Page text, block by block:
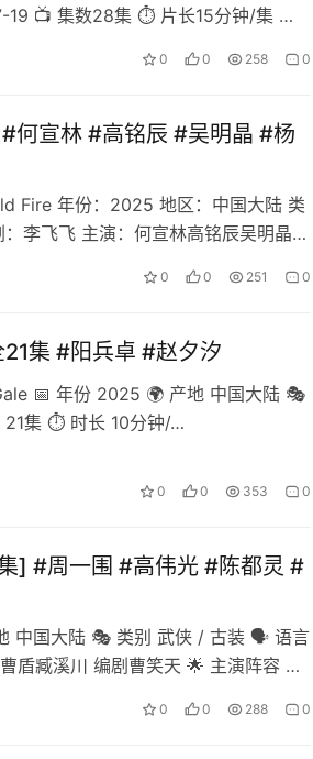
19 📺 集数28集 ⏱️ 片长15分钟/集 …
0 0 258 0
宣林 #高铭辰 #吴明晶 #杨
Fire 年份：2025 地区：中国大陆 类
李飞飞 主演：何宣林高铭辰吴明晶杨
0 0 251 0
集 #阳兵卓 #赵夕汐
📅 年份 2025 🌍 产地 中国大陆 🎭
21集 ⏱ 时长 10分钟/…
0 0 353 0
] #周一围 #高伟光 #陈都灵 #
中国大陆 🎭 类别 武侠 / 古装 🗣️ 语言
盾臧溪川 编剧曹笑天 🌟 主演阵容 周
0 0 288 0